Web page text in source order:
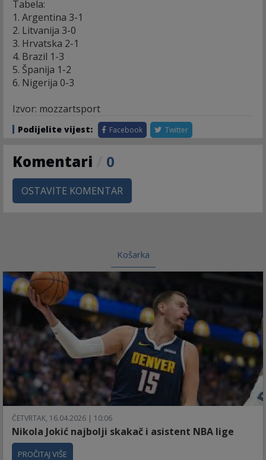
Tabela:
1. Argentina 3-1
2. Litvanija 3-0
3. Hrvatska 2-1
4. Brazil 1-3
5. Španija 1-2
6. Nigerija 0-3
Izvor: mozzartsport
Podijelite vijest: Facebook Twitter
Komentari 0
OSTAVITE KOMENTAR
Košarka
ČETVRTAK, 16.04.2026 | 10:06
Nikola Jokić najbolji skakač i asistent NBA lige
PROČITAJ VIŠE